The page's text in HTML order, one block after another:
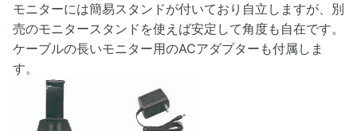
モニターには簡易スタンドが付いており自立しますが、別
売のモニタースタンドを使えば安定して角度も自在です。
ケーブルの長いモニター用のACアダプターも付属しま
す。